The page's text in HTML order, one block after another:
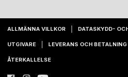
ALLMÄNNA VILLKOR DATASKYDD-
UTGIVARE LEVERANS OCH BETALNING
ÅTERKALLELSE